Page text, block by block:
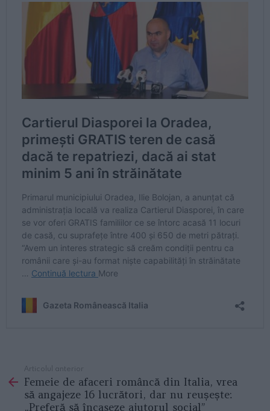
more
Articolul anterior
Femeie de afaceri româncă din Italia, vrea
să angajeze 16 lucrători, dar nu reușește:
„Preferă să încaseze ajutorul social”